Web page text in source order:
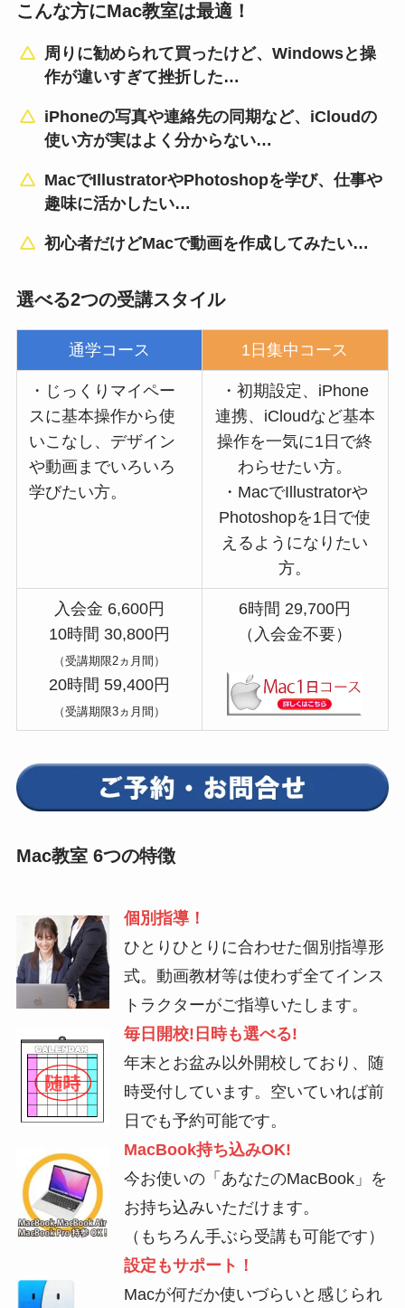
こんな方にMac教室は最適！
周りに勧められて買ったけど、Windowsと操
作が違いすぎて挫折した…
iPhoneの写真や連絡先の同期など、iCloudの
使い方が実はよく分からない…
MacでIllustratorやPhotoshopを学び、仕事や
趣味に活かしたい…
初心者だけどMacで動画を作成してみたい…
選べる2つの受講スタイル
通学コース 1日集中コース
・じっくりマイペー
スに基本操作から使
いこなし、デザイン
や動画までいろいろ
学びたい方。
・初期設定、iPhone
連携、iCloudなど基本
操作を一気に1日で終
わらせたい方。
・MacでIllustratorや
Photoshopを1日で使
えるようになりたい
方。
入会金 6,600円
10時間 30,800円
（受講期限2ヵ月間）
20時間 59,400円
（受講期限3ヵ月間）
6時間 29,700円
（入会金不要）
Mac教室 6つの特徴
個別指導！
ひとりひとりに合わせた個別指導形
式。動画教材等は使わず全てインス
トラクターがご指導いたします。
毎日開校!日時も選べる!
年末とお盆み以外開校しており、随
時受付しています。空いていれば前
日でも予約可能です。
MacBook持ち込みOK!
今お使いの「あなたのMacBook」を
お持ち込みいただけます。
（もちろん手ぶら受講も可能です）
設定もサポート！
Macが何だか使いづらいと感じられ